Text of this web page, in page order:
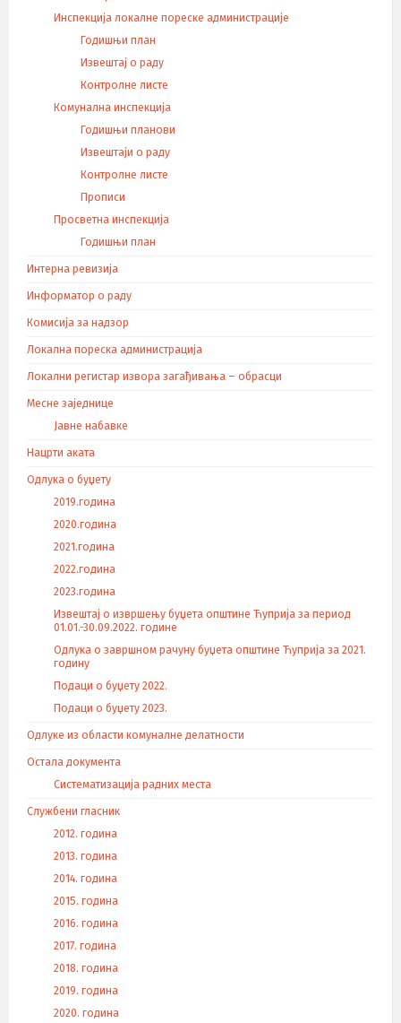
Инспекција локалне пореске администрације
Годишњи план
Извештај о раду
Контролне листе
Комунална инспекција
Годишњи планови
Извештаји о раду
Контролне листе
Прописи
Просветна инспекција
Годишњи план
Интерна ревизија
Информатор о раду
Комисија за надзор
Локална пореска администрација
Локални регистар извора загађивања – обрасци
Месне заједнице
Јавне набавке
Нацрти аката
Одлука о буџету
2019.година
2020.година
2021.година
2022.година
2023.година
Извештај о извршењу буџета општине Ћуприја за период
01.01.-30.09.2022. године
Одлука о завршном рачуну буџета општине Ћуприја за 2021.
годину
Подаци о буџету 2022.
Подаци о буџету 2023.
Одлуке из области комуналне делатности
Остала документа
Систематизација радних места
Службени гласник
2012. година
2013. година
2014. година
2015. година
2016. година
2017. година
2018. година
2019. година
2020. година